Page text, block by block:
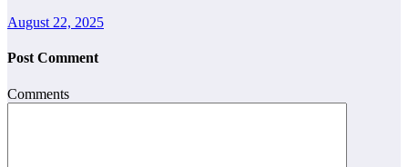
August 22, 2025
Post Comment
Comments